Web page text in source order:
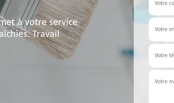
à votre service
Travail